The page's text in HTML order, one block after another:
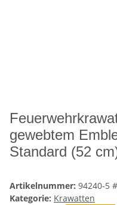
gewebtem
Standard (52
Artikelnummer: 94240-5
Kategorie: Krawatten